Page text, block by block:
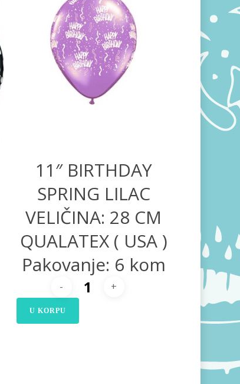
360,00RSD
11″ BIRTHDAY
SPRING LILAC
VELIČINA: 28 CM
QUALATEX ( USA )
Pakovanje: 6 kom
U KORPU